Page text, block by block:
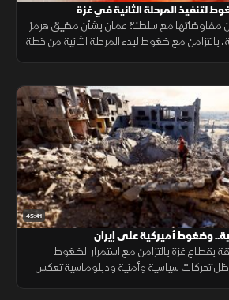
لتنفيذ المرحلة الثانية في غزة
إيران أن مفاوضاتها مع سلطنة عمان بشأن مضيق هرمز
بالتزامن مع ضغوط لبدء المرحلة الثانية من خطة
45:41
وضغوط أميركية على إيران
بقطاع غزة بالتزامن مع استمرار الضغوط
ظل تحركات سياسية وأمنية ودبلوماسية تعكس